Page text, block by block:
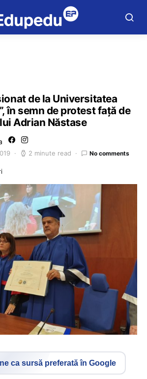
de la Universitatea
în semn de protest față de
Adrian Năstase
2 minute read No comments
ca sursă preferată în Google